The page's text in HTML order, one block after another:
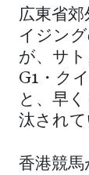
広東省
イジン
が、サ
G1・ク
と、早
汰されて
香港競